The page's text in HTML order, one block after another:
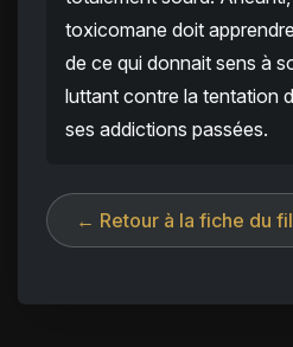
toxicomane doit
de ce qui donnait sens à
luttant contre la tentation
ses addictions passées.
← Retour à la fiche du